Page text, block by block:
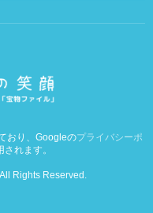
おり、Googleのプライバシーポ
されます。
Rights Reserved.